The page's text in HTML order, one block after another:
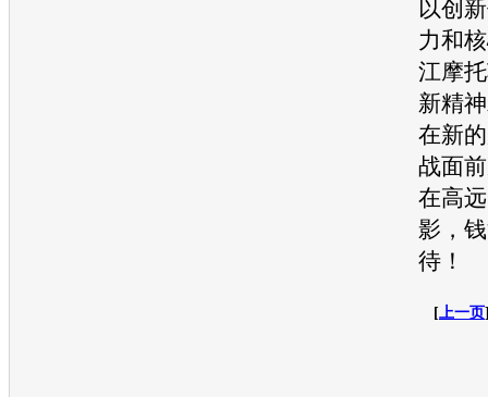
以创
力和
江摩
新精
在新
战面
在高
影，
待！
[ 上一页